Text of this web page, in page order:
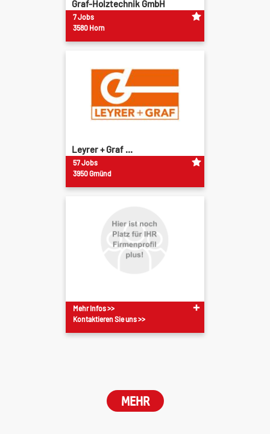
Graf-Holztechnik GmbH
7 Jobs
3580 Horn
Leyrer + Graf ...
57 Jobs
3950 Gmünd
Mehr Infos >>
Kontaktieren Sie uns >>
MEHR